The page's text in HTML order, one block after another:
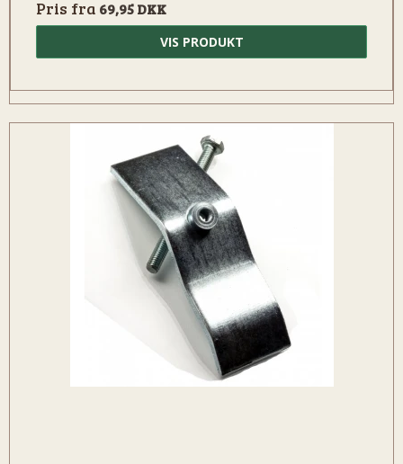
Pris fra 69,95 DKK
VIS PRODUKT